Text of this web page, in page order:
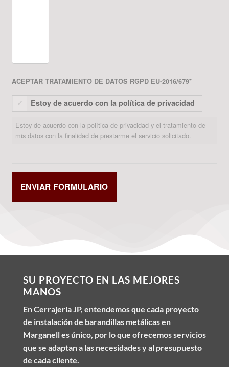
ACEPTAR TRATAMIENTO DE DATOS RGPD EU-2016/679*
Estoy de acuerdo con la política de privacidad
Estoy de acuerdo con la política de privacidad y el tratamiento de
mis datos con la finalidad de prestarme el servicio solicitado.
SU PROYECTO EN LAS MEJORES
MANOS
En Cerrajería JP, entendemos que cada proyecto
de instalación de barandillas metálicas en
Marganell es único, por lo que ofrecemos servicios
que se adaptan a las necesidades y al presupuesto
de cada cliente.